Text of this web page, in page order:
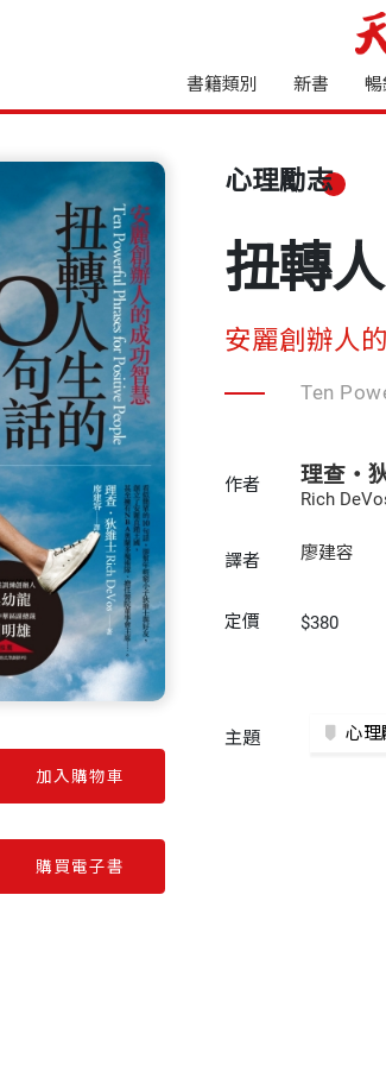
書籍類別 新書 暢
心理勵志
加入購物車
購買電子書
扭轉
安麗創辦人
Ten
作者 理查・
Rich
譯者 廖建容
定價 $380
主題 心理